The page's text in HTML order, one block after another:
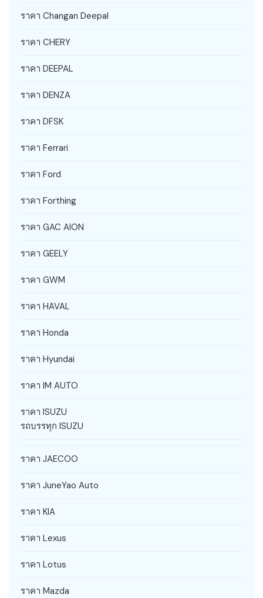
ราคา Changan Deepal
ราคา CHERY
ราคา DEEPAL
ราคา DENZA
ราคา DFSK
ราคา Ferrari
ราคา Ford
ราคา Forthing
ราคา GAC AION
ราคา GEELY
ราคา GWM
ราคา HAVAL
ราคา Honda
ราคา Hyundai
ราคา IM AUTO
ราคา ISUZU
รถบรรทุก ISUZU
ราคา JAECOO
ราคา JuneYao Auto
ราคา KIA
ราคา Lexus
ราคา Lotus
ราคา Mazda